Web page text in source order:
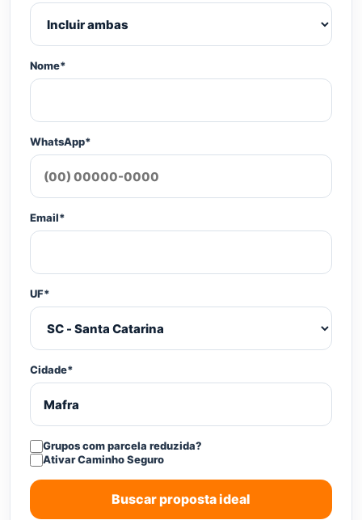
Nome*
WhatsApp*
Email*
UF*
Cidade*
Grupos com parcela reduzida?
Ativar Caminho Seguro
Buscar proposta ideal